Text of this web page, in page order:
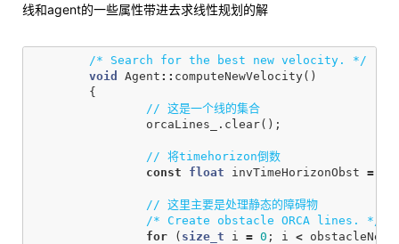
线和agent的一些属性带进去求线性规划的解
/* Search for the best new velocity. */
void
Agent :: computeNewVelocity()
{
// 这是一个线的集合
orcaLines_
. clear();
// 将timehorizon倒数
const
float invTimeHorizonObst =
// 这里主要是处理静态的障碍物
/* Create obstacle ORCA lines. */
for
( size_t i = 0 ; i <